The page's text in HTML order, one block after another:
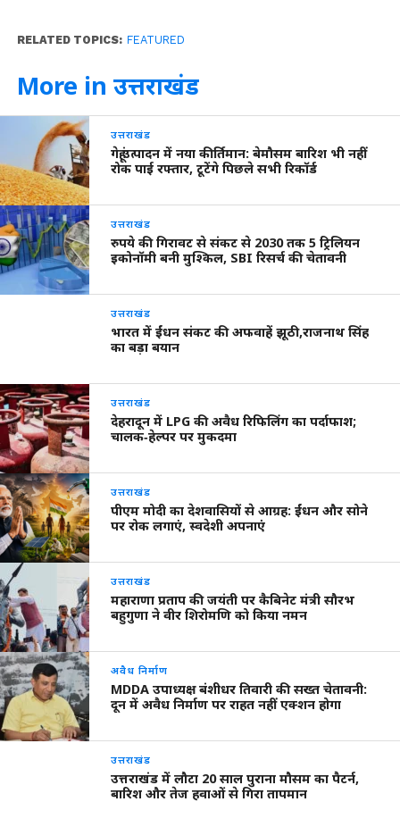
RELATED TOPICS: FEATURED
More in उत्तराखंड
उत्तराखंड
गेहूं उत्पादन में नया कीर्तिमान: बेमौसम बारिश भी नहीं
रोक पाई रफ्तार, टूटेंगे पिछले सभी रिकॉर्ड
उत्तराखंड
रुपये की गिरावट से संकट से 2030 तक 5 ट्रिलियन
इकोनॉमी बनी मुश्किल, SBI रिसर्च की चेतावनी
उत्तराखंड
भारत में ईंधन संकट की अफवाहें झूठी,राजनाथ सिंह
का बड़ा बयान
उत्तराखंड
देहरादून में LPG की अवैध रिफिलिंग का पर्दाफाश;
चालक‑हेल्पर पर मुकदमा
उत्तराखंड
पीएम मोदी का देशवासियों से आग्रह: ईंधन और सोने
पर रोक लगाएं, स्वदेशी अपनाएं
उत्तराखंड
महाराणा प्रताप की जयंती पर कैबिनेट मंत्री सौरभ
बहुगुणा ने वीर शिरोमणि को किया नमन
अवैध निर्माण
MDDA उपाध्यक्ष बंशीधर तिवारी की सख्त चेतावनी:
दून में अवैध निर्माण पर राहत नहीं एक्शन होगा
उत्तराखंड
उत्तराखंड में लौटा 20 साल पुराना मौसम का पैटर्न,
बारिश और तेज हवाओं से गिरा तापमान